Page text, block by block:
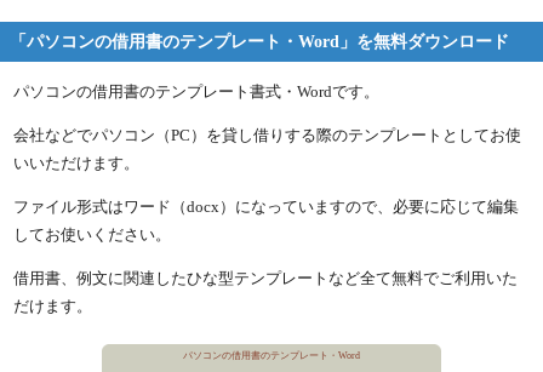
「パソコンの借用書のテンプレート・Word」を無料ダウンロード
パソコンの借用書のテンプレート書式・Wordです。
会社などでパソコン（PC）を貸し借りする際のテンプレートとしてお使
いいただけます。
ファイル形式はワード（docx）になっていますので、必要に応じて編集
してお使いください。
借用書、例文に関連したひな型テンプレートなど全て無料でご利用いた
だけます。
パソコンの借用書のテンプレート・Word